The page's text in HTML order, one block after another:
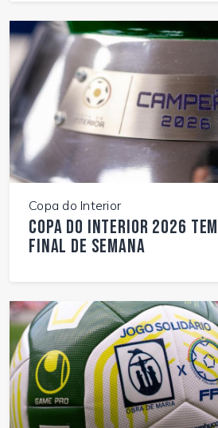
Copa do Interior
Copa do Interior 2026
final de semana